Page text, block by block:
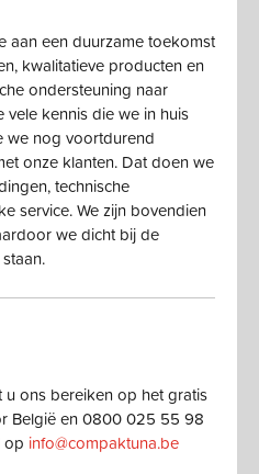
aan een duurzame toekomst
kwalitatieve producten en
ondersteuning naar
vele kennis die we in huis
we nog voortdurend
onze klanten. Dat doen we
technische
service. We zijn bovendien
we dicht bij de
ons bereiken op het gratis
België en 0800 025 55 98
op info@compaktuna.be